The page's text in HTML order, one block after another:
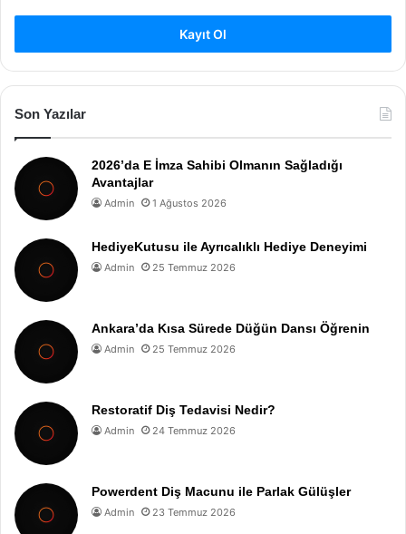
Kayıt Ol
Son Yazılar
2026’da E İmza Sahibi Olmanın Sağladığı
Avantajlar
Admin 1 Ağustos 2026
HediyeKutusu ile Ayrıcalıklı Hediye Deneyimi
Admin 25 Temmuz 2026
Ankara’da Kısa Sürede Düğün Dansı Öğrenin
Admin 25 Temmuz 2026
Restoratif Diş Tedavisi Nedir?
Admin 24 Temmuz 2026
Powerdent Diş Macunu ile Parlak Gülüşler
Admin 23 Temmuz 2026